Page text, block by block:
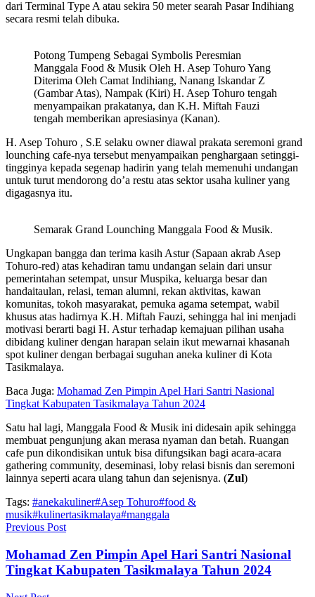
dari Terminal Type A atau sekira 50 meter searah Pasar Indihiang
secara resmi telah dibuka.
Potong Tumpeng Sebagai Symbolis Peresmian
Manggala Food & Musik Oleh H. Asep Tohuro Yang
Diterima Oleh Camat Indihiang, Nanang Iskandar Z
(Gambar Atas), Nampak (Kiri) H. Asep Tohuro tengah
menyampaikan prakatanya, dan K.H. Miftah Fauzi
tengah memberikan apresiasinya (Kanan).
H. Asep Tohuro , S.E selaku owner diawal prakata seremoni grand
lounching cafe-nya tersebut menyampaikan penghargaan setinggi-
tingginya kepada segenap hadirin yang telah memenuhi undangan
untuk turut mendorong do’a restu atas sektor usaha kuliner yang
digagasnya itu.
Semarak Grand Lounching Manggala Food & Musik.
Ungkapan bangga dan terima kasih Astur (Sapaan akrab Asep
Tohuro-red) atas kehadiran tamu undangan selain dari unsur
pemerintahan setempat, unsur Muspika, keluarga besar dan
handaitaulan, relasi, teman alumni, rekan aktivitas, kawan
komunitas, tokoh masyarakat, pemuka agama setempat, wabil
khusus atas hadirnya K.H. Miftah Fauzi, sehingga hal ini menjadi
motivasi berarti bagi H. Astur terhadap kemajuan pilihan usaha
dibidang kuliner dengan harapan selain ikut mewarnai khasanah
spot kuliner dengan berbagai suguhan aneka kuliner di Kota
Tasikmalaya.
Baca Juga: Mohamad Zen Pimpin Apel Hari Santri Nasional
Tingkat Kabupaten Tasikmalaya Tahun 2024
Satu hal lagi, Manggala Food & Musik ini didesain apik sehingga
membuat pengunjung akan merasa nyaman dan betah. Ruangan
cafe pun dikondisikan untuk bisa difungsikan bagi acara-acara
gathering community, deseminasi, loby relasi bisnis dan seremoni
lainnya seperti acara ulang tahun dan sejenisnya. (Zul)
Tags: #anekakuliner#Asep Tohuro#food &
musik#kulinertasikmalaya#manggala
Previous Post
Mohamad Zen Pimpin Apel Hari Santri Nasional
Tingkat Kabupaten Tasikmalaya Tahun 2024